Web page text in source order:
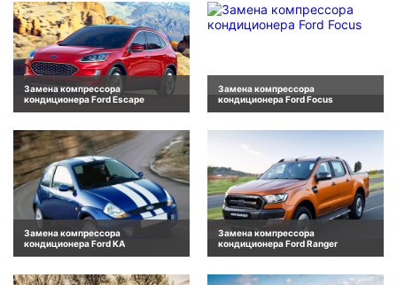
Замена компрессора
кондиционера Ford Escape
Замена компрессора
кондиционера Ford Focus
Замена компрессора
кондиционера Ford KA
Замена компрессора
кондиционера Ford Ranger